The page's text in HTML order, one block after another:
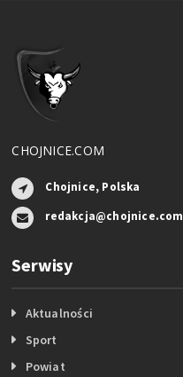
CHOJNICE.COM
Chojnice, Polska
redakcja@chojnice.com
Serwisy
Aktualności
Sport
Powiat